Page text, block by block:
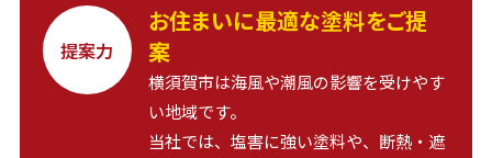
提案力
お住まいに最適な塗料をご提
案
横須賀市は海風や潮風の影響を受けやす
い地域です。
当社では、塩害に強い塗料や、断熱・遮